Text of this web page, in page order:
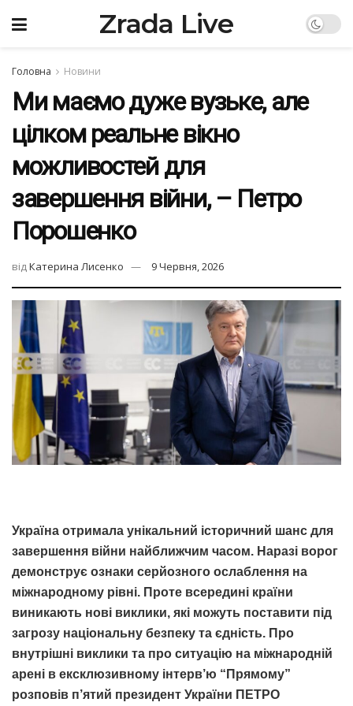
Zrada Live
Головна Новини
Ми маємо дуже вузьке, але
цілком реальне вікно
можливостей для
завершення війни, – Петро
Порошенко
відКатерина Лисенко 9 Червня, 2026
Україна отримала унікальний історичний шанс для
завершення війни найближчим часом. Наразі ворог
демонструє ознаки серйозного ослаблення на
міжнародному рівні. Проте всередині країни
виникають нові виклики, які можуть поставити під
загрозу національну безпеку та єдність. Про
внутрішні виклики та про ситуацію на міжнародній
арені в ексклюзивному інтерв’ю “Прямому”
розповів п’ятий президент України ПЕТРО